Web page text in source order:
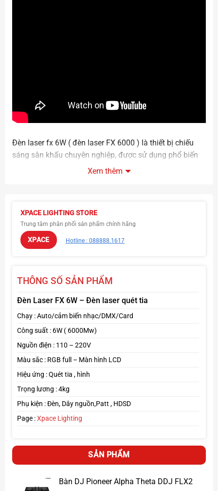
Đèn laser fx 6W( đèn laser FX 6000 ) là thiết bị chiếu
sáng sân khấu chuyên nghiệp, được sử dụng phổ biến
trong các sự kiện lớn như: liveshow ca nhạc, quán bar,
Đèn laser FX6000 trình diễn đám cưới
rộng không gian.
Đa dạng màu sắc: Hỗ trợ RGB đầy đủ (đỏ, xanh lá,
xanh dương) kết hợp tạo hàng ngàn hiệu ứng khác
nhau.
Sound, giúp dễ dàng lập trình show diễn.
Tuổi thọ cao: Đèn laser 6W sử dụng chip, diode chất
lượng, hoạt động bền bỉ 5.000 – 10.000 giờ.
khấu ngoài trời, phòng karaoke, sự kiện ánh sáng
nghệ thuật.
Xem thêm
XPACE LIGHTING STORE
Trung tâm phân phối sản phẩm chính hãng
XPACE Hotline : 088888.1617
THÔNG SỐ SẢN PHẨM
Đèn Laser FX 6W – Đèn laser quét tia
Chạy : Auto/cảm biến nhạc/DMX/Card
Công suất : 6W ( 6000Mw)
Nguồn điện : 110 – 220V
Màu sắc : RGB full – Màn hình LCD
Hiệu ứng : Quét tia , hình
Trọng lương : 4kg
Phụ kiện : Đèn, Dây nguồn,Patt , HDSD
Page :Xpace Lighting
SẢN PHẨM
Bàn DJ Pioneer Alpha Theta DDJ FLX2